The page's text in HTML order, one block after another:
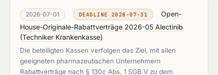
2026-07-01 DEADLINE 2028-07-31
Open-
House-Originale-Rabattverträge 2026-05 Alectinib
(Techniker Krankenkasse)
Die beteiligten Kassen verfolgen das Ziel, mit allen
geeigneten pharmazeutischen Unternehmern
Rabattverträge nach § 130c Abs. 1 SGB V zu dem